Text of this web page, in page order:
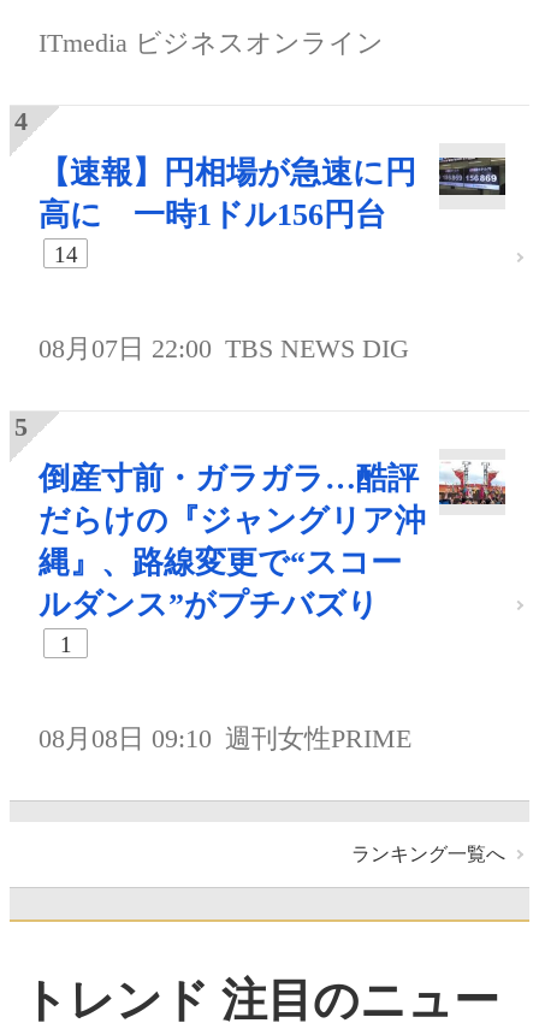
ITmedia ビジネスオンライン
【速報】円相場が急速に円
高に 一時1ドル156円台
14
08月07日 22:00 TBS NEWS DIG
倒産寸前・ガラガラ…酷評
だらけの『ジャングリア沖
縄』、路線変更で“スコー
ルダンス”がプチバズり
1
08月08日 09:10 週刊女性PRIME
ランキング一覧へ
トレンド 注目のニュー